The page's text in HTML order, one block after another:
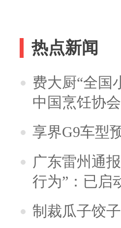
热点新闻
费大厨“全国
中国烹饪协
享界G9车型
广东雷州通
行为”：已启
制裁瓜子饺